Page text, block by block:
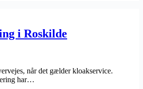
i Roskilde
når det gælder kloakservice.
har…